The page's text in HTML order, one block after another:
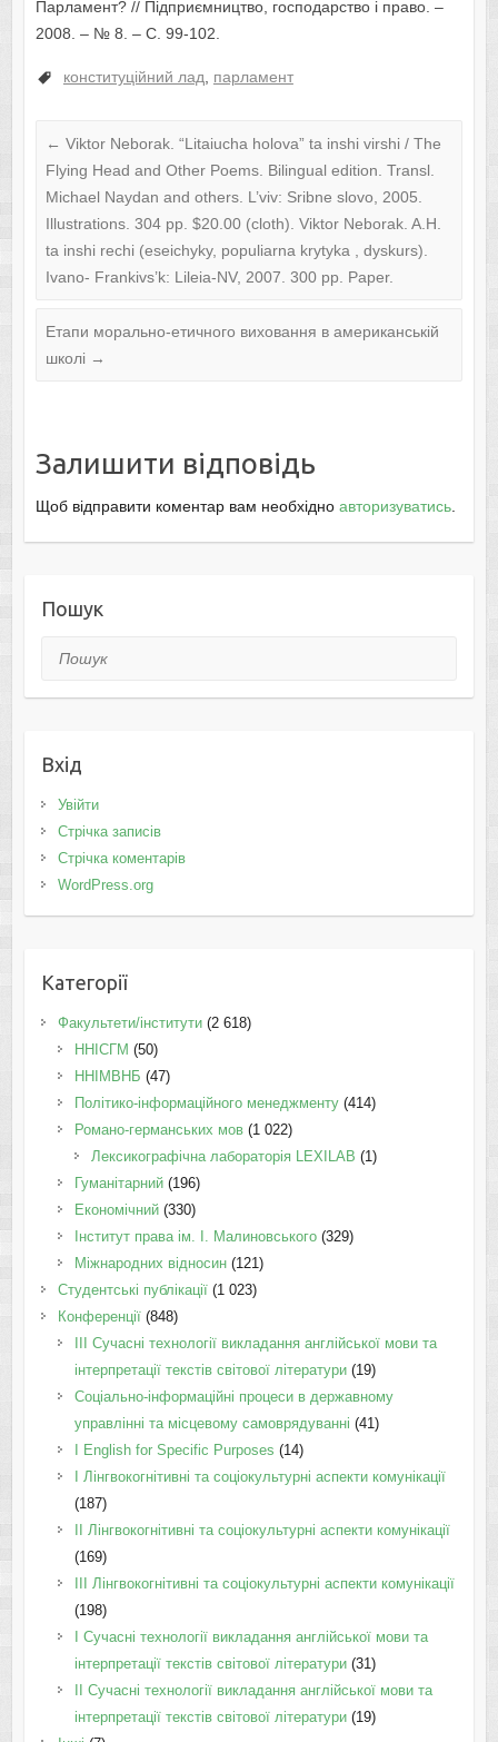
Парламент? // Підприємництво, господарство і право. –
2008. – № 8. – С. 99-102.
конституційний лад, парламент
← Viktor Neborak. “Litaiucha holova” ta inshi virshi / The
Flying Head and Other Poems. Bilingual edition. Transl.
Michael Naydan and others. L’viv: Sribne slovo, 2005.
Illustrations. 304 pp. $20.00 (cloth). Viktor Neborak. A.H.
ta inshi rechi (eseichyky, populiarna krytyka , dyskurs).
Ivano- Frankivs’k: Lileia-NV, 2007. 300 pp. Paper.
Етапи морально-етичного виховання в американській
школі →
Залишити відповідь
Щоб відправити коментар вам необхідно авторизуватись.
Пошук
Пошук
Вхід
Увійти
Стрічка записів
Стрічка коментарів
WordPress.org
Категорії
Факультети/інститути(2 618)
ННІСГМ (50)
ННІМВНБ (47)
Політико-інформаційного менеджменту(414)
Романо-германських мов(1 022)
Лексикографічна лабораторія LEXILAB (1)
Гуманітарний(196)
Економічний(330)
Інститут права ім. І. Малиновського(329)
Міжнародних відносин(121)
Студентські публікації(1 023)
Конференції(848)
III Сучасні технології викладання англійської мови та
інтерпретації текстів світової літератури(19)
Соціально-інформаційні процеси в державному
управлінні та місцевому самоврядуванні (41)
І English for Specific Purposes (14)
I Лінгвокогнітивні та соціокультурні аспекти комунікації
(187)
IІ Лінгвокогнітивні та соціокультурні аспекти комунікації
(169)
IІI Лінгвокогнітивні та соціокультурні аспекти комунікації
(198)
I Cучасні технології викладання англійської мови та
інтерпретації текстів світової літератури(31)
II Cучасні технології викладання англійської мови та
інтерпретації текстів світової літератури(19)